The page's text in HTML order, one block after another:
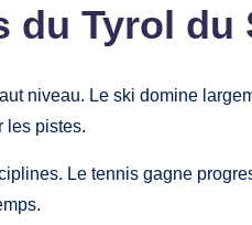
du Tyrol du
niveau. Le ski domine
les pistes.
Le tennis gagne